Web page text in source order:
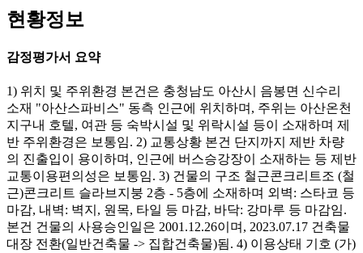
현황정보
감정평가서 요약
1) 위치 및 주위환경 본건은 충청남도 아산시 음봉면 신수리
소재 "아산스파비스" 동측 인근에 위치하며, 주위는 아산온천
지구내 호텔, 여관 등 숙박시설 및 위락시설 등이 소재하며 제
반 주위환경은 보통임. 2) 교통상황 본건 단지까지 제반 차량
의 진출입이 용이하며, 인근에 버스승강장이 소재하는 등 제반
교통이용편의성은 보통임. 3) 건물의 구조 철근콘크리트조 (철
근)콘크리트 슬라브지붕 2층 - 5층에 소재하며 외벽: 스타코 등
마감, 내벽: 벽지, 원목, 타일 등 마감, 바닥: 강마루 등 마감임.
본건 건물의 사용승인일은 2001.12.26이며, 2023.07.17 건축물
대장 전환(일반건축물 -> 집합건축물)됨. 4) 이용상태 기호 (가)